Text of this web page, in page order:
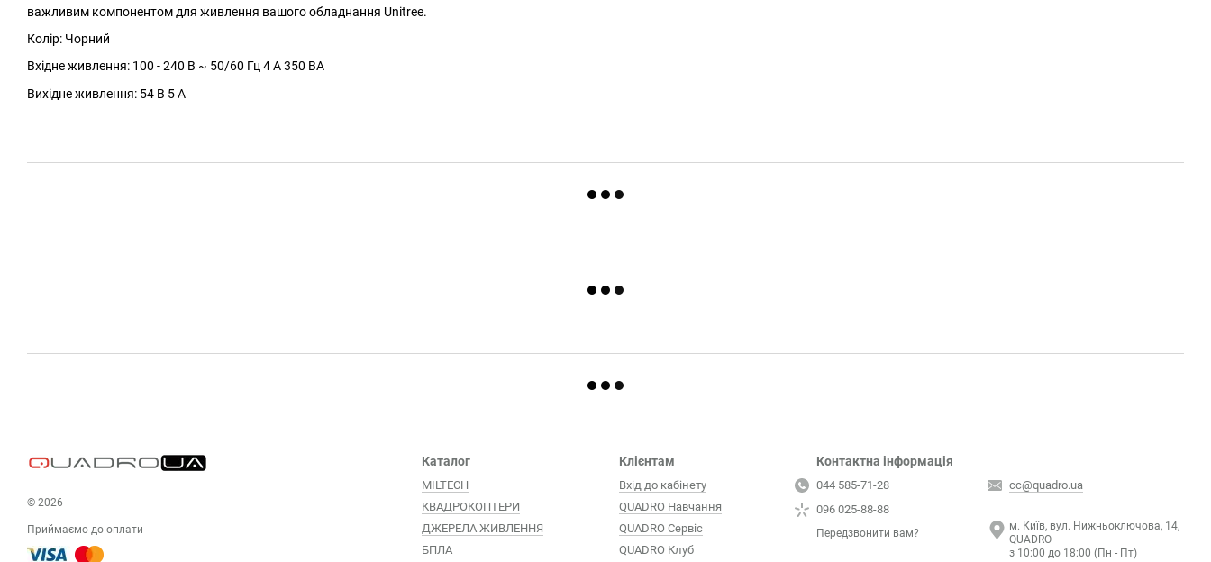
важливим компонентом для живлення вашого обладнання Unitree.
Колір: Чорний
Вхідне живлення: 100 - 240 В ~ 50/60 Гц 4 А 350 ВА
Вихідне живлення: 54 В 5 А
© 2026
Приймаємо до оплати
Каталог
MILTECH
КВАДРОКОПТЕРИ
ДЖЕРЕЛА ЖИВЛЕННЯ
БПЛА
Клієнтам
Вхід до кабінету
QUADRO Навчання
QUADRO Сервіc
QUADRO Клуб
Контактна інформація
044 585-71-28
096 025-88-88
Передзвонити вам?
cc@quadro.ua
м. Київ, вул. Нижньоключова, 14,
QUADRO
з 10:00 до 18:00 (Пн - Пт)